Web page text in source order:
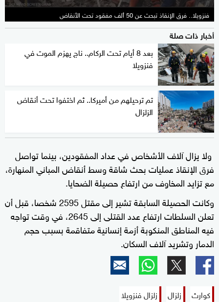
فنزويلا.. فرق الإنقاذ تبحث عن 50 ألف مفقود تحت الأنقاض
أخبار ذات صلة
بعد 8 أيام تحت الركام.. ناج يهزم الموت في
فنزويلا
تم ترحيلهم من أميركا.. ثم اختفوا تحت أنقاض
الزلزال
ولا يزال آلاف الأشخاص في عداد المفقودين، بينما تواصل
فرق الإنقاذ عمليات بحث شاقة وسط أنقاض المباني المنهارة،
مع تزايد المخاوف من ارتفاع حصيلة الضحايا.
وكانت الحصيلة السابقة تشير إلى مقتل 2595 شخصا، قبل أن
تعلن السلطات ارتفاع عدد القتلى إلى 2645، في وقت تواجه
فيه المناطق المنكوبة أزمة إنسانية متفاقمة بسبب حجم
الدمار وتشريد آلاف السكان.
كوارث زلزال زلزال فنزويلا